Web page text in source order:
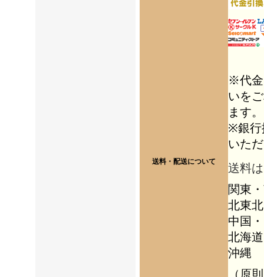
※代金
いを
ます。
※銀行
いた
送料・配送について
送料
関東
北東
中国
北海
沖縄
（ 原